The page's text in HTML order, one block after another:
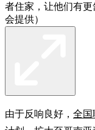
者住家，让他们有
会提供）
由于反响良好， 全国